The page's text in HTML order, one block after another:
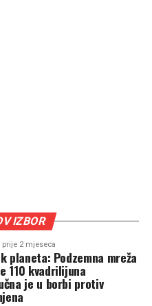
IZBOR
prije 2 mjeseca
planeta: Podzemna mreža
110 kvadrilijuna
je u borbi protiv